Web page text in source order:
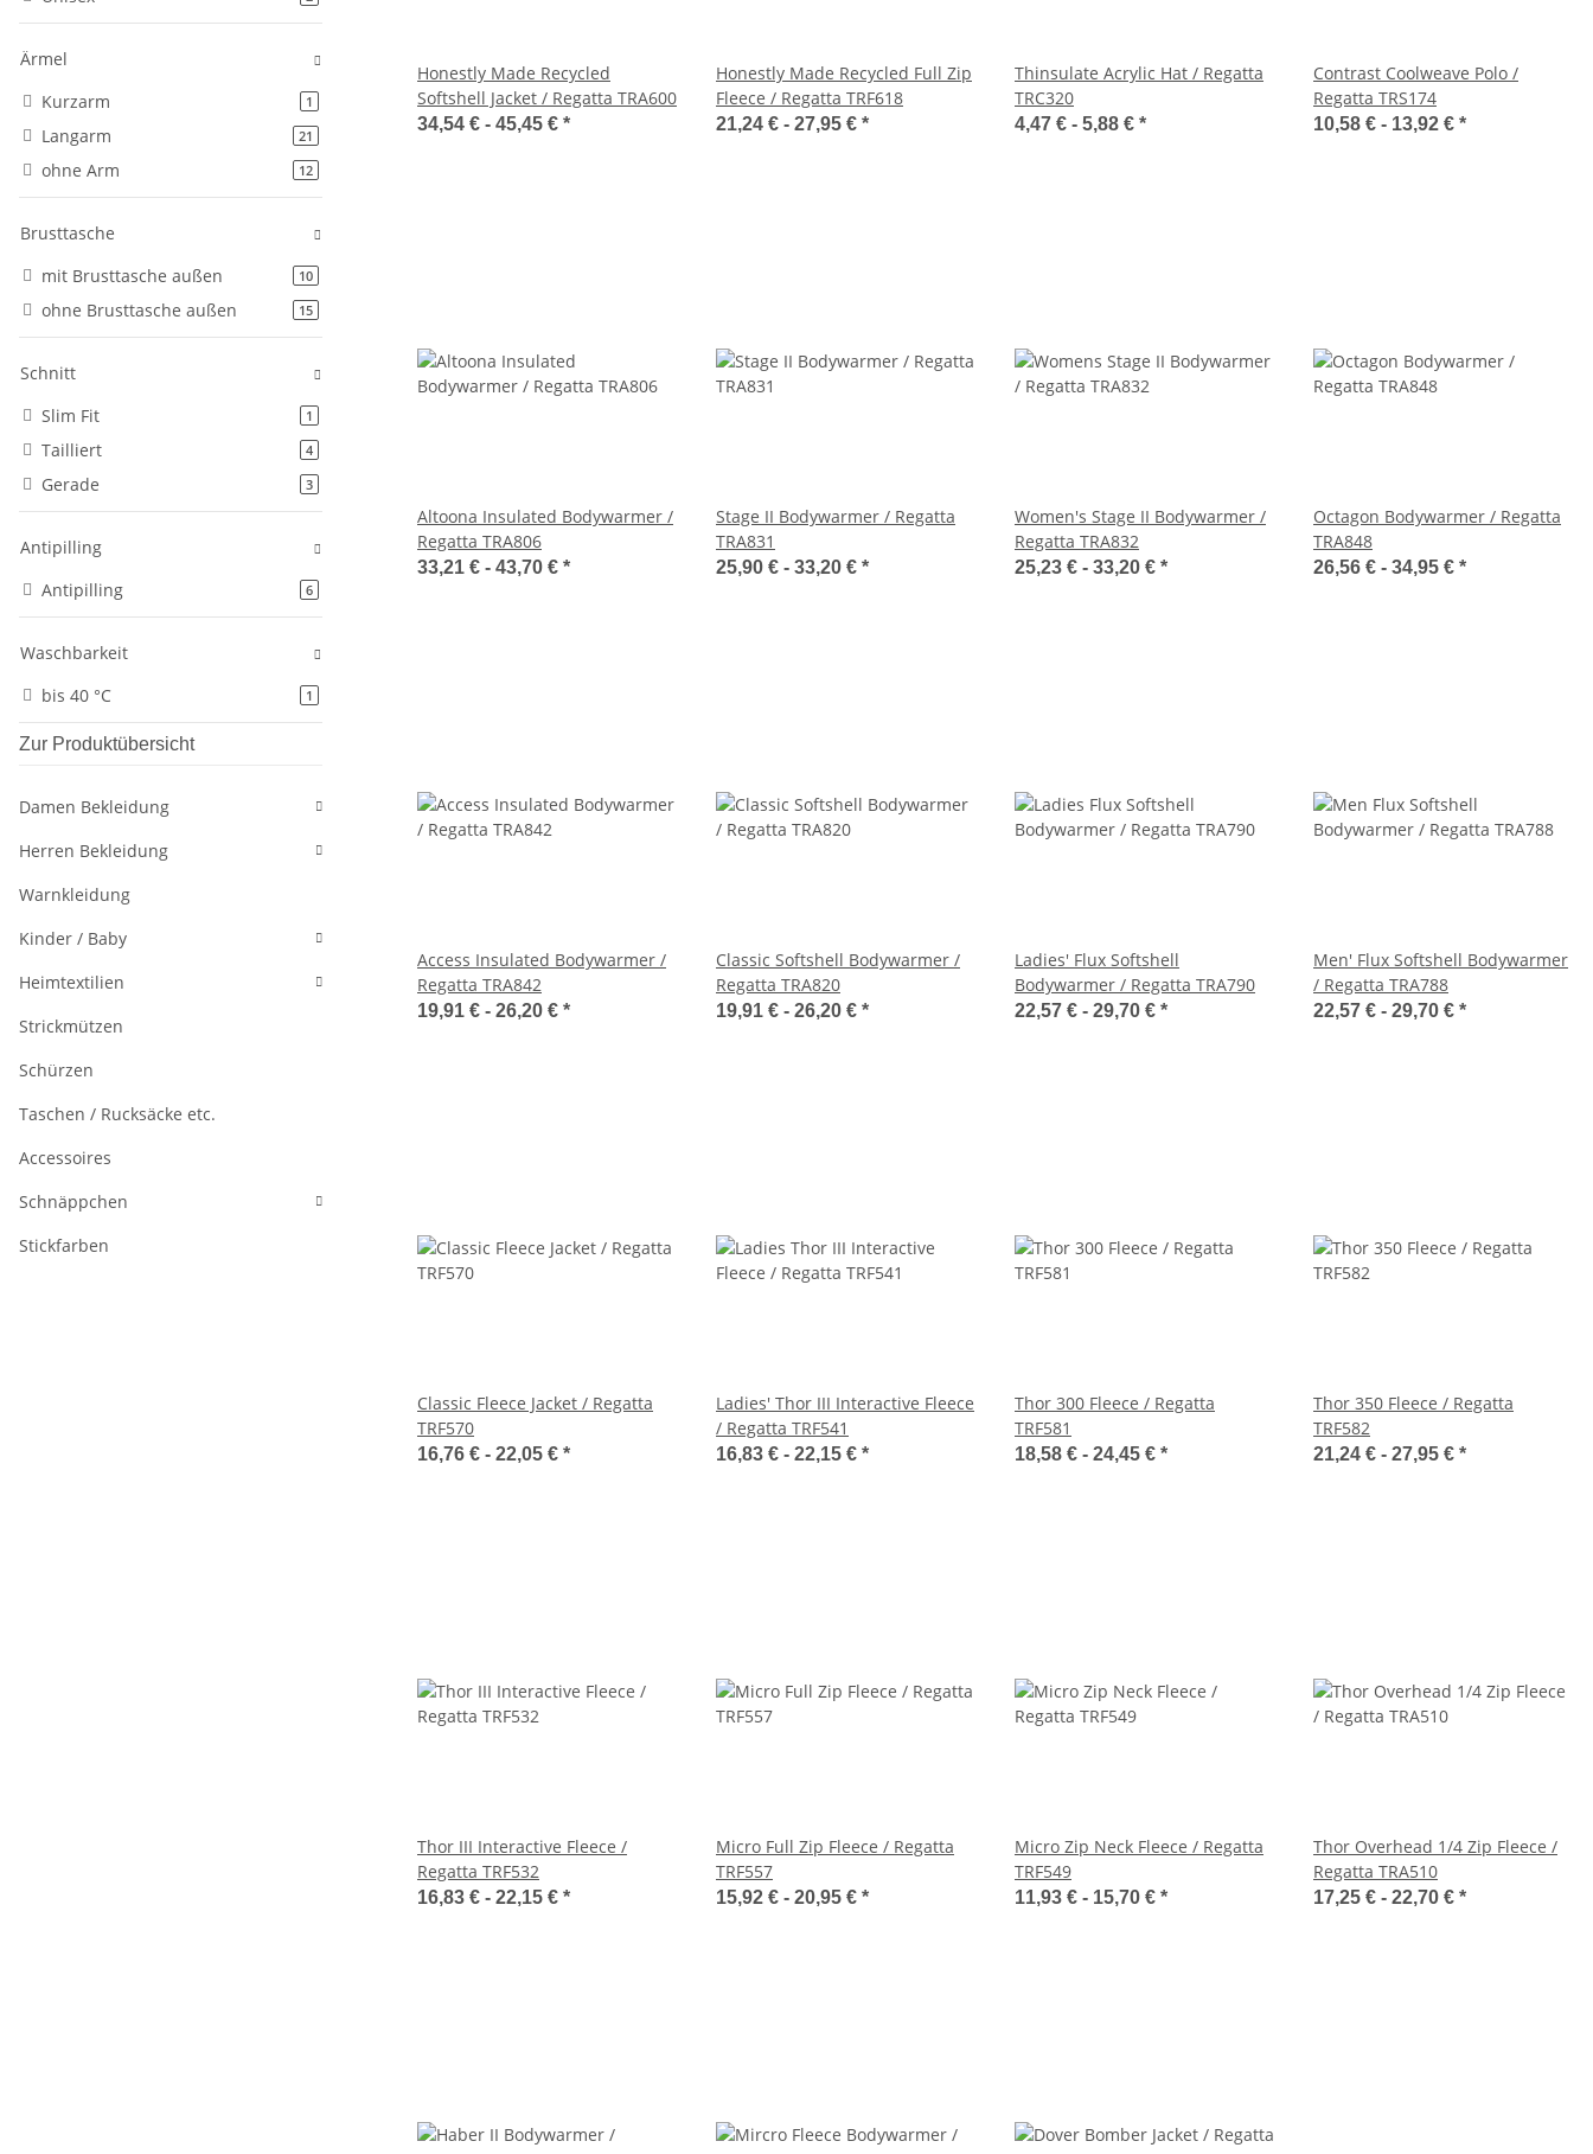
Honestly Made Recycled
Softshell Jacket / Regatta TRA600
34,54 € - 45,45 € *
Honestly Made Recycled Full Zip
Fleece / Regatta TRF618
21,24 € - 27,95 € *
Thinsulate Acrylic Hat / Regatta
TRC320
4,47 € - 5,88 € *
Contrast Coolweave Polo /
Regatta TRS174
10,58 € - 13,92 € *
Altoona Insulated Bodywarmer /
Regatta TRA806
33,21 € - 43,70 € *
Stage II Bodywarmer / Regatta
TRA831
25,90 € - 33,20 € *
Women's Stage II Bodywarmer /
Regatta TRA832
25,23 € - 33,20 € *
Octagon Bodywarmer / Regatta
TRA848
26,56 € - 34,95 € *
Access Insulated Bodywarmer /
Regatta TRA842
19,91 € - 26,20 € *
Classic Softshell Bodywarmer /
Regatta TRA820
19,91 € - 26,20 € *
Ladies' Flux Softshell
Bodywarmer / Regatta TRA790
22,57 € - 29,70 € *
Men' Flux Softshell Bodywarmer
/ Regatta TRA788
22,57 € - 29,70 € *
Classic Fleece Jacket / Regatta
TRF570
16,76 € - 22,05 € *
Ladies' Thor III Interactive Fleece
/ Regatta TRF541
16,83 € - 22,15 € *
Thor 300 Fleece / Regatta
TRF581
18,58 € - 24,45 € *
Thor 350 Fleece / Regatta
TRF582
21,24 € - 27,95 € *
Thor III Interactive Fleece /
Regatta TRF532
16,83 € - 22,15 € *
Micro Full Zip Fleece / Regatta
TRF557
15,92 € - 20,95 € *
Micro Zip Neck Fleece / Regatta
TRF549
11,93 € - 15,70 € *
Thor Overhead 1/4 Zip Fleece /
Regatta TRA510
17,25 € - 22,70 € *
Ärmel
Kurzarm
1Artikel gefunden
Langarm 21Artikel gefunden
ohne Arm 12Artikel gefunden
Brusttasche
mit Brusttasche außen
10Artikel gefunden
ohne Brusttasche außen 15Artikel gefunden
Schnitt
Slim Fit
1Artikel gefunden
Tailliert 4Artikel gefunden
Gerade 3Artikel gefunden
Antipilling
Antipilling
6Artikel gefunden
Waschbarkeit
bis 40 °C
1Artikel gefunden
Zur Produktübersicht
Damen Bekleidung
Herren Bekleidung
Warnkleidung
Kinder / Baby
Heimtextilien
Strickmützen
Schürzen
Taschen / Rucksäcke etc.
Accessoires
Schnäppchen
Stickfarben